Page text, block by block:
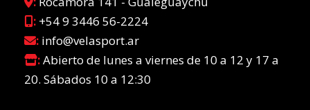
: +54 9 3446 56-2224
: info@velasport.ar
:Abierto de lunes a viernes de 10 a 12 y 17 a
20. Sábados 10 a 12:30